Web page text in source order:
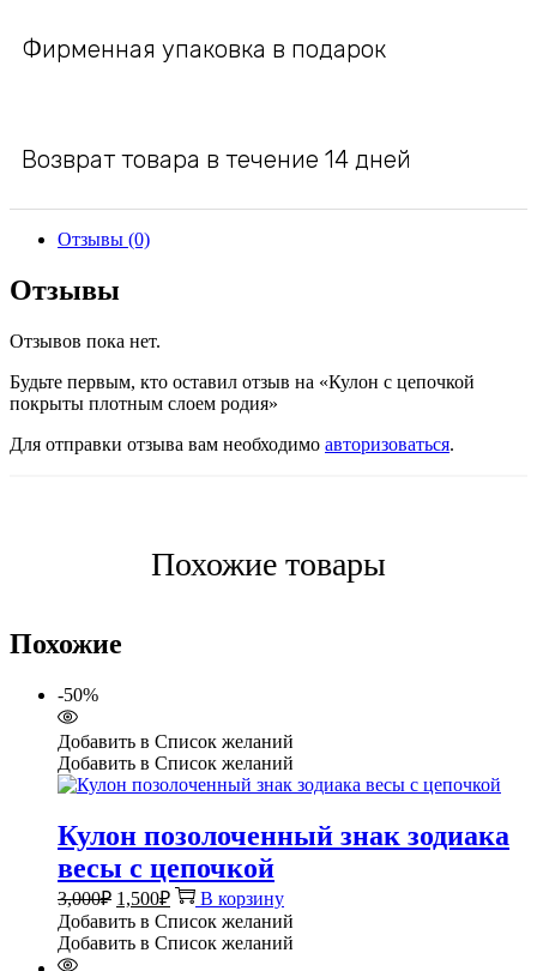
Фирменная упаковка в подарок
Возврат товара в течение 14 дней
Отзывы (0)
Отзывы
Отзывов пока нет.
Будьте первым, кто оставил отзыв на «Кулон с цепочкой
покрыты плотным слоем родия»
Для отправки отзыва вам необходимо авторизоваться.
Похожие товары
Похожие
-50%
Добавить в Список желаний
Добавить в Список желаний
Кулон позолоченный знак зодиака
весы с цепочкой
3,000₽ Первоначальная
цена
составляла
1,500₽Текущая
цена:
1,500₽.
В корзину
Добавить в Список желаний
Добавить в Список желаний